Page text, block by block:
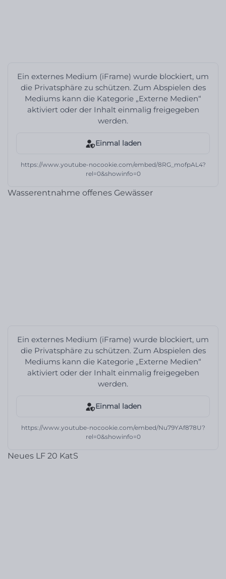
Ein externes Medium (iFrame) wurde blockiert, um
die Privatsphäre zu schützen. Zum Abspielen des
Mediums kann die Kategorie „Externe Medien“
aktiviert oder der Inhalt einmalig freigegeben
werden.
Einmal laden
https://www.youtube-nocookie.com/embed/8RG_mofpAL4?
rel=0&showinfo=0
Wasserentnahme offenes Gewässer
Ein externes Medium (iFrame) wurde blockiert, um
die Privatsphäre zu schützen. Zum Abspielen des
Mediums kann die Kategorie „Externe Medien“
aktiviert oder der Inhalt einmalig freigegeben
werden.
Einmal laden
https://www.youtube-nocookie.com/embed/Nu79YAf878U?
rel=0&showinfo=0
Neues LF 20 KatS